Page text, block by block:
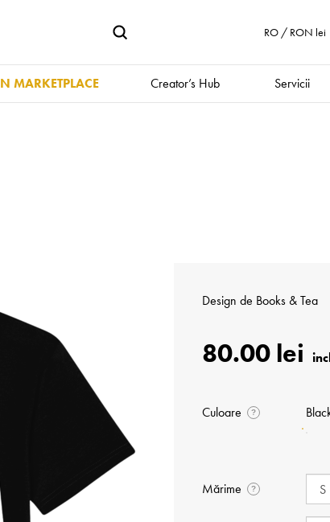
RO / RON lei
MARKETPLACE Creator’s Hub Servicii
Design de Books & Tea
80.00 lei
Culoare ?
Mărime ?